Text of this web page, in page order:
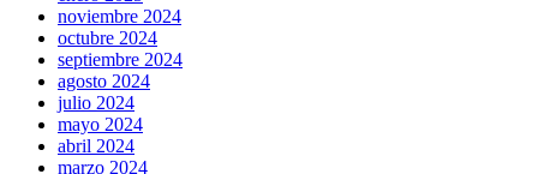
noviembre 2024
octubre 2024
septiembre 2024
agosto 2024
julio 2024
mayo 2024
abril 2024
marzo 2024